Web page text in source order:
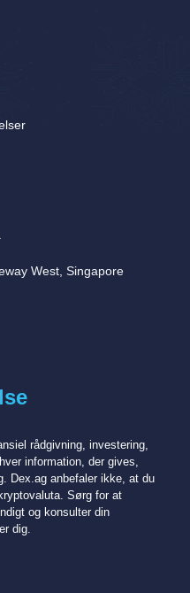
West, Singapore
rådgivning, investering,
information, der gives,
Dex.ag anbefaler ikke, at du
Sørg for at
og konsulter din
dig.